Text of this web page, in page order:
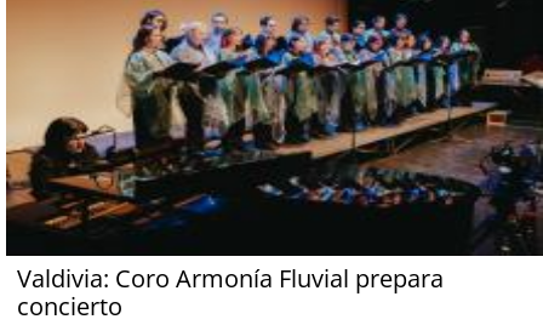
Valdivia: Coro Armonía Fluvial prepara
concierto